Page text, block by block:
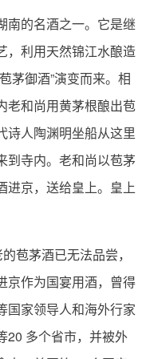
的名酒之一。它是继
，利用天然锦江水酿造
茅御酒”演变而来。相
老和尚用黄茅根酿出苞
诗人陶渊明坐船从这里
到寺内。老和尚以苞茅
进京，送给皇上。皇上
苞茅酒已无法品尝，
京作为国宴用酒，曾得
国家领导人和海外行家
20 多个省市，并被外